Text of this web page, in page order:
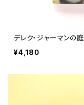
デレク・ジャーマンの庭
¥4,180